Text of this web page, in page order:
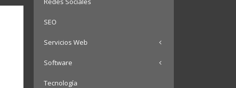
SEO
Servicios Web
Software
Tecnología